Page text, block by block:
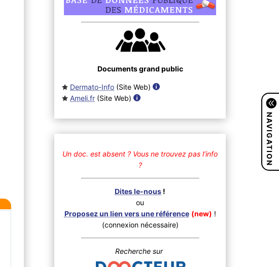
Documents grand public
Dermato-Info (Site Web)
Ameli.fr (Site Web)
Un doc. est absent ? Vous ne trouvez pas l’info
?
Dites le-nous !
ou
Proposez un lien vers une référence (new) !
(connexion nécessaire)
Recherche sur
NAVIGATION